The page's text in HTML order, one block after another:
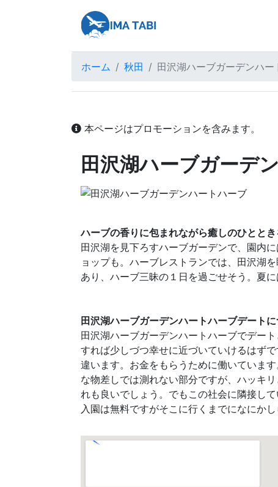
ホーム 秋田 田沢湖ハーブガーデンハー
本ページはプロモーションを含みます。
田沢湖ハーブガーデ
ハーブの香りに包まれながら癒しのひとと
田沢湖を見下ろすハーブガーデンで、園内
ョップも。ハーブレストランでは、田沢湖
あり、ハーブ三昧の１日を過ごせそう。夏
田沢湖ハーブガーデンハートハーブデート
田沢湖ハーブガーデンハートハーブでデー
すれば少しづつ幸せに近づいていけるはず
違います。お金をもらうために働いていま
な物差しでは測れない部分ですが、ハッキ
れも良いでしょう。でもこの社会に隣接し
入園は無料ですがそこに行くまでになにか